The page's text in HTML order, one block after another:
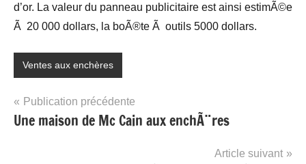
d’or. La valeur du panneau publicitaire est ainsi estimÃ©e
Ã 20 000 dollars, la boÃ®te Ã outils 5000 dollars.
Ventes aux enchères
Navigation
de
Publication précédente
Une maison de Mc Cain aux enchÃ¨res
Article suivant